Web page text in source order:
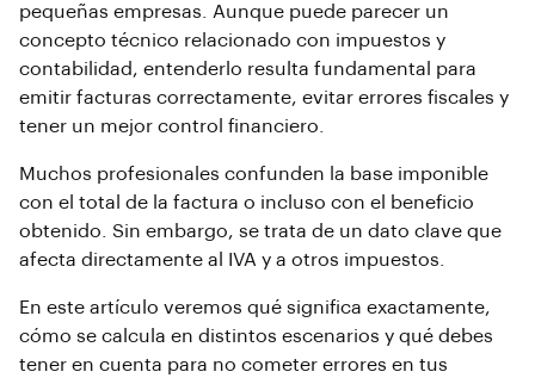
pequeñas empresas. Aunque puede parecer un
concepto técnico relacionado con impuestos y
contabilidad, entenderlo resulta fundamental para
emitir facturas correctamente, evitar errores fiscales y
tener un mejor control financiero.
Muchos profesionales confunden la base imponible
con el total de la factura o incluso con el beneficio
obtenido. Sin embargo, se trata de un dato clave que
afecta directamente al IVA y a otros impuestos.
En este artículo veremos qué significa exactamente,
cómo se calcula en distintos escenarios y qué debes
tener en cuenta para no cometer errores en tus